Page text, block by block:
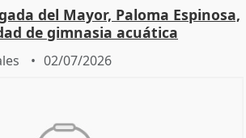
del Mayor, Paloma Espinosa,
de gimnasia acuática
02/07/2026